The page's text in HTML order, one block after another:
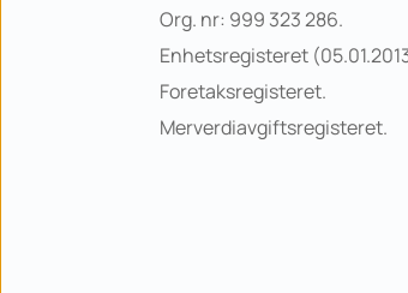
Org. nr: 999 323 286.
Enhetsregisteret
Foretaksregisteret.
Merverdiavgiftsregisteret.